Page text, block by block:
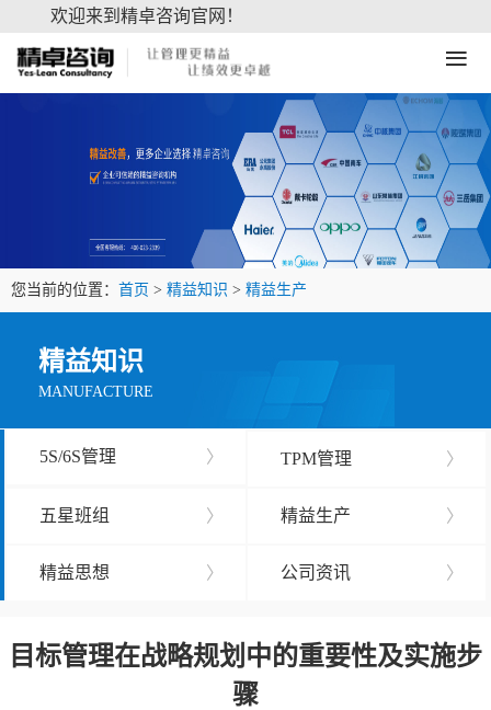
欢迎来到精卓咨询官网！
≡
您当前的位置： 首页 > 精益知识 > 精益生产
精益知识
MANUFACTURE
5S/6S管理 〉 TPM管理 〉
五星班组 〉 精益生产 〉
精益思想 〉 公司资讯 〉
目标管理在战略规划中的重要性及实施步
骤